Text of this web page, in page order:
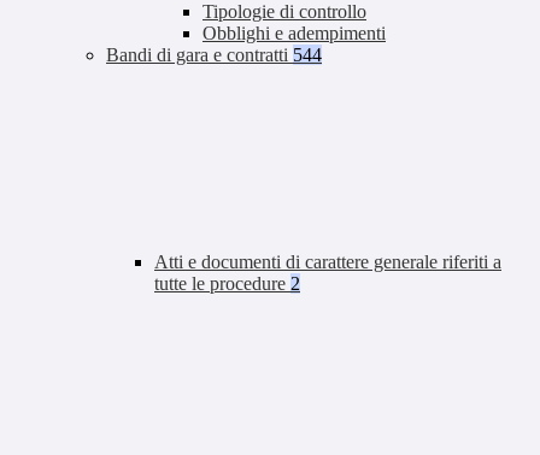
Tipologie di controllo
Obblighi e adempimenti
Bandi di gara e contratti 544
Atti e documenti di carattere generale riferiti a
tutte le procedure 2